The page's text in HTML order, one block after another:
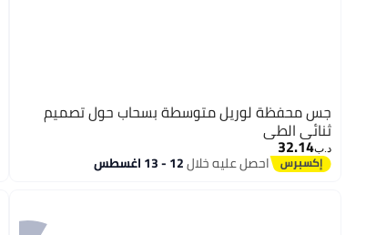
جس محفظة لوريل متوسطة بسحاب حول تصميم
ثنائي الطي
د.ب‏32.14
احصل عليه خلال12 - 13 اغسطس